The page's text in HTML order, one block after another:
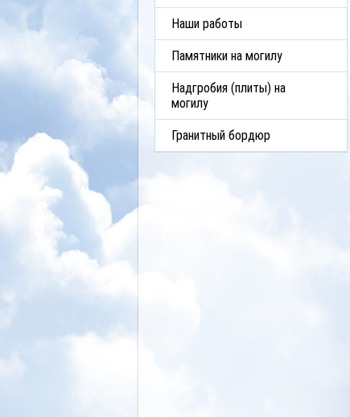
Наши работы
Памятники на могилу
Надгробия (плиты) на
могилу
Гранитный бордюр